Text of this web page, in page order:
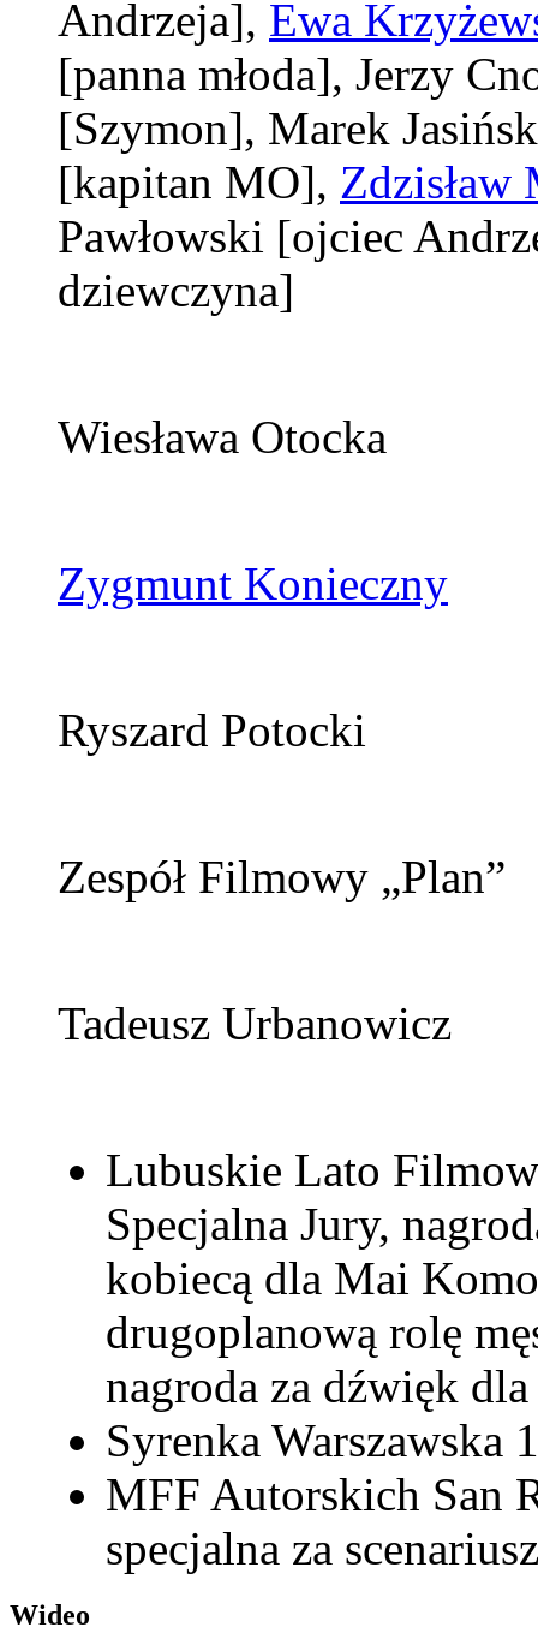
Andrzeja], Ewa
[panna młoda], Jerzy
[Szymon], Marek
[kapitan MO], Zdzisław
Pawłowski [ojciec
dziewczyna]
Wiesława Otocka
Zygmunt Konieczny
Ryszard Potocki
Zespół Filmowy „Plan”
Tadeusz Urbanowicz
Lubuskie Lato
Specjalna Jury,
kobiecą dla Mai
drugoplanową rolę
nagroda za dźwięk
Syrenka Warszawska
MFF Autorskich San
specjalna za scenariusz
Wideo